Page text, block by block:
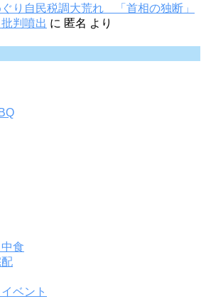
り自民税調大荒れ 「首相の独断」
判噴出 に 匿名 より
食
ベント